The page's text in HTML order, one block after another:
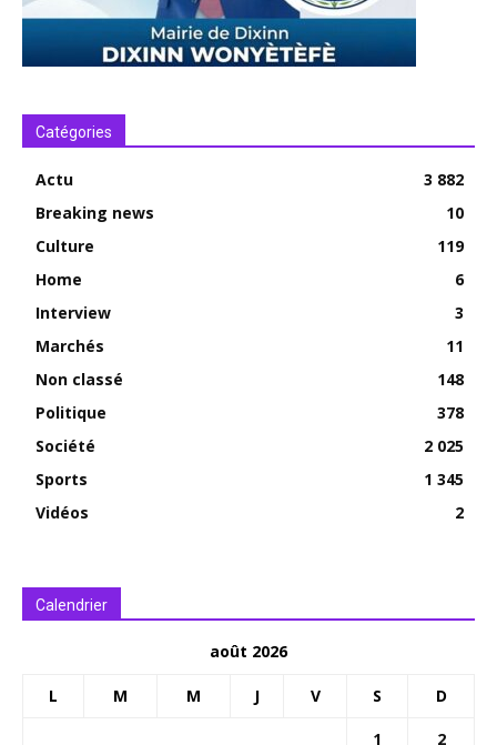
Catégories
Actu
3 882
Breaking news
10
Culture
119
Home
6
Interview
3
Marchés
11
Non classé
148
Politique
378
Société
2 025
Sports
1 345
Vidéos
2
Calendrier
août 2026
L M M J V S D
1
2